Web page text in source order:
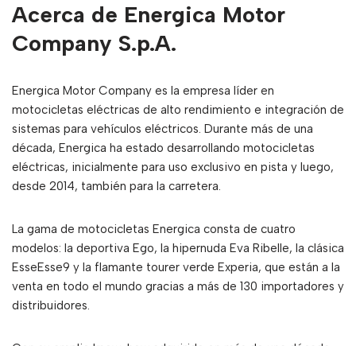
Acerca de Energica Motor
Company S.p.A.
Energica Motor Company es la empresa líder en
motocicletas eléctricas de alto rendimiento e integración de
sistemas para vehículos eléctricos. Durante más de una
década, Energica ha estado desarrollando motocicletas
eléctricas, inicialmente para uso exclusivo en pista y luego,
desde 2014, también para la carretera.
La gama de motocicletas Energica consta de cuatro
modelos: la deportiva Ego, la hipernuda Eva Ribelle, la clásica
EsseEsse9 y la flamante tourer verde Experia, que están a la
venta en todo el mundo gracias a más de 130 importadores y
distribuidores.